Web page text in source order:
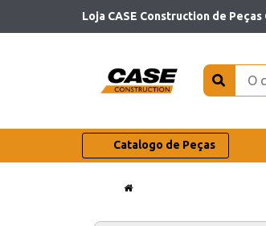
Loja CASE Construction de
Catalogo de Peças